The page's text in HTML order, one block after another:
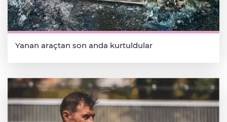
Yanan araçtan son anda kurtuldular